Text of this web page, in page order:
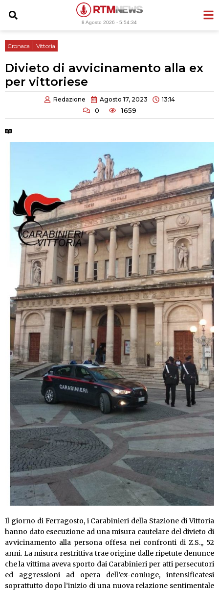
8 Agosto 2026 -5:54:35
Cronaca Vittoria
Divieto di avvicinamento alla ex
per vittoriese
Redazione Agosto 17, 2023 13:14
0 1659
Il giorno di Ferragosto, i Carabinieri della Stazione di Vittoria
hanno dato esecuzione ad una misura cautelare del divieto di
avvicinamento alla persona offesa nei confronti di Z.S.,, 52
anni. La misura restrittiva trae origine dalle ripetute denunce
che la vittima aveva sporto dai Carabinieri per atti persecutori
ed aggressioni ad opera dell’ex-coniuge, intensificatesi
soprattutto dopo l’inizio di una nuova relazione sentimentale